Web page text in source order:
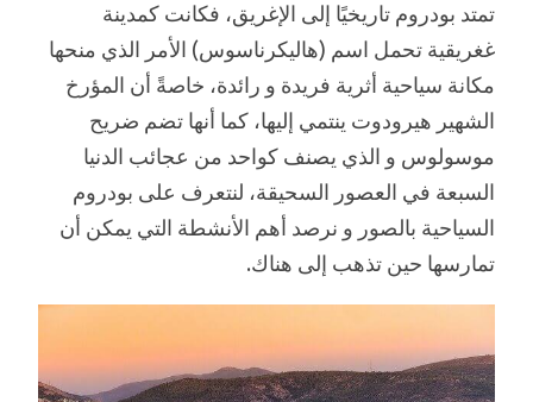
تمتد بودروم تاريخيًا إلى الإغريق، فكانت كمدينة
غغريقية تحمل اسم (هاليكرناسوس) الأمر الذي منحها
مكانة سياحية أثرية فريدة و رائدة، خاصةً أن المؤرخ
الشهير هيرودوت ينتمي إليها، كما أنها تضم ضريح
موسولوس و الذي يصنف كواحد من عجائب الدنيا
السبعة في العصور السحيقة، لنتعرف على بودروم
السياحية بالصور و نرصد أهم الأنشطة التي يمكن أن
تمارسها حين تذهب إلى هناك.